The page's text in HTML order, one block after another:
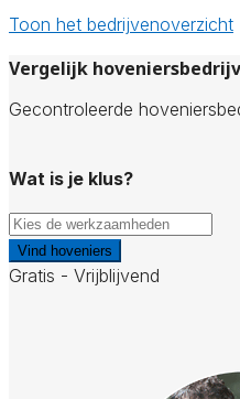
Toon het bedrijvenoverzicht
Vergelijk
Gecontroleerde
Wat is je klus?
Vind hoveniers
Gratis - Vrijblijvend